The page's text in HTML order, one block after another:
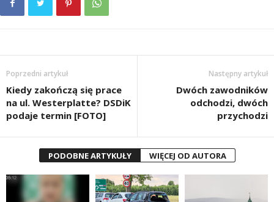
Poprzedni artykuł
Kiedy zakończą się prace
na ul. Westerplatte? DSDiK
podaje termin [FOTO]
Następny artykuł
Dwóch zawodników
odchodzi, dwóch
przychodzi
PODOBNE ARTYKUŁY WIĘCEJ OD AUTORA